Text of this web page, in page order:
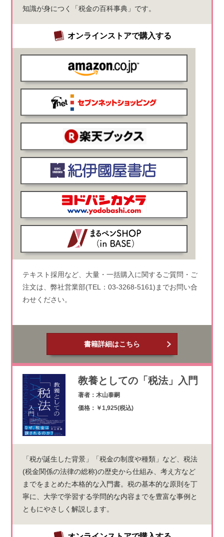
知識が身につく「税金の百科事典」です。
オンラインストアで購入する
テキスト採用など、大量・一括購入に関するご質問・ご
注文は、弊社営業部(TEL：03-3268-5161)までお問い合
わせください。
書籍詳細はこちら
教養としての「税法」入門
著者：木山泰嗣
価格：￥1,925(税込)
「税が誕生した背景」「税金の制度や種類」など、税法
(税金関係の法律の総称)の歴史から仕組み、考え方など
までをまとめた本格的な入門書。税の基本的な原則を丁
寧に、大学で学習する学問的な内容までを豊富な事例と
ともにやさしく解説します。